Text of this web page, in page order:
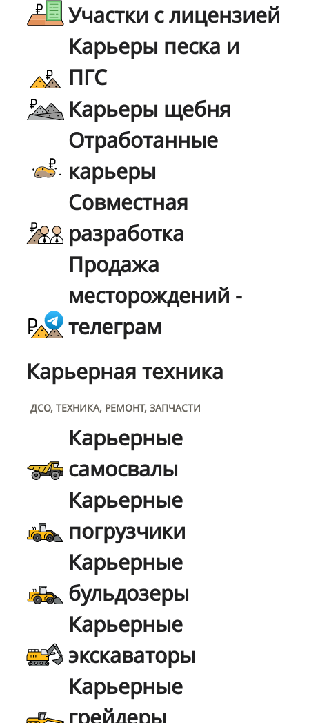
Участки с лицензией
Карьеры песка и
ПГС
Карьеры щебня
Отработанные
карьеры
Совместная
разработка
Продажа
месторождений -
телеграм
Карьерная техника
ДСО, ТЕХНИКА, РЕМОНТ, ЗАПЧАСТИ
Карьерные
самосвалы
Карьерные
погрузчики
Карьерные
бульдозеры
Карьерные
экскаваторы
Карьерные
грейдеры